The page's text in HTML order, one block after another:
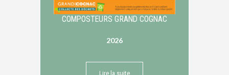
COMPOSTEURS GRAND COGNAC
2026
Lire la suite